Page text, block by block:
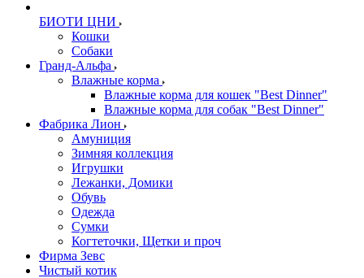
БИОТИ ЦНИ
Кошки
Собаки
Гранд-Альфа
Влажные корма
Влажные корма для кошек "Best Dinner"
Влажные корма для собак "Best Dinner"
Фабрика Лион
Амуниция
Зимняя коллекция
Игрушки
Лежанки, Домики
Обувь
Одежда
Сумки
Когтеточки, Щетки и проч
Фирма Зевс
Чистый котик